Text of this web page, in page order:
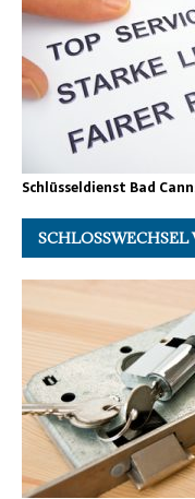
Schlüsseldienst Bad